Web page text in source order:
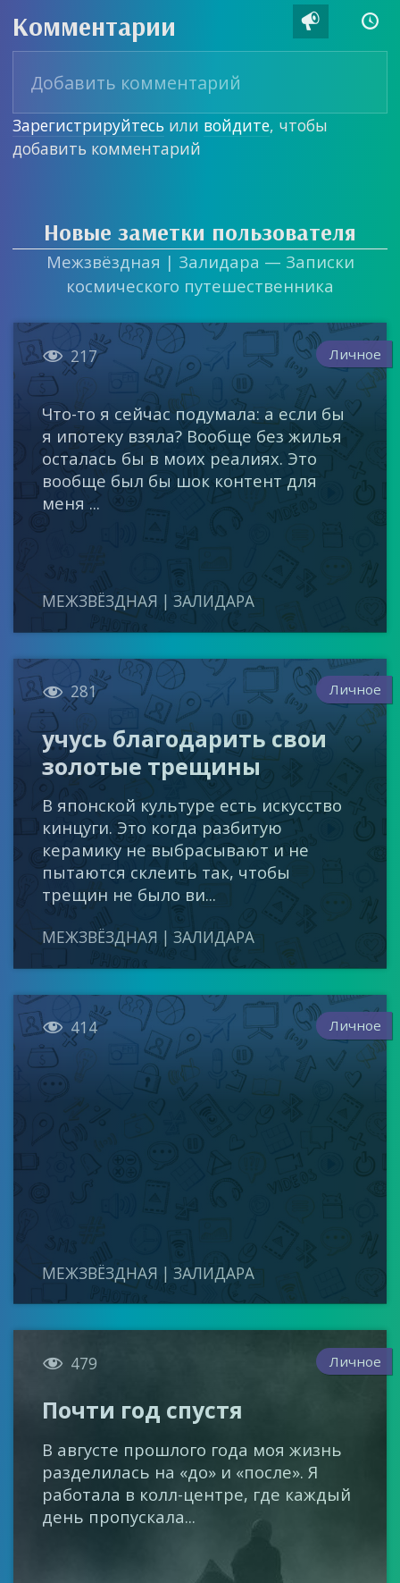
Комментарии  
Зарегистрируйтесь или войдите, чтобы
добавить комментарий
Новые заметки пользователя
Межзвёздная | Залидара — Записки
космического путешественника
 217 Личное
Что-то я сейчас подумала: а если бы
я ипотеку взяла? Вообще без жилья
осталась бы в моих реалиях. Это
вообще был бы шок контент для
меня ...
МЕЖЗВЁЗДНАЯ | ЗАЛИДАРА
 281 Личное
учусь благодарить свои
золотые трещины
В японской культуре есть искусство
кинцуги. Это когда разбитую
керамику не выбрасывают и не
пытаются склеить так, чтобы
трещин не было ви...
МЕЖЗВЁЗДНАЯ | ЗАЛИДАРА
 414 Личное
МЕЖЗВЁЗДНАЯ | ЗАЛИДАРА
 479 Личное
Почти год спустя
В августе прошлого года моя жизнь
разделилась на «до» и «после». Я
работала в колл-центре, где каждый
день пропускала...